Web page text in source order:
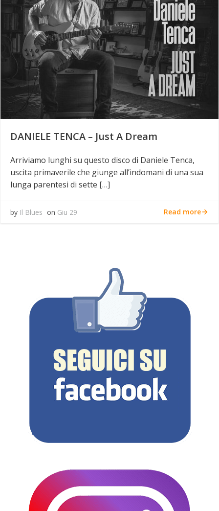
DANIELE TENCA – Just A Dream
Arriviamo lunghi su questo disco di Daniele Tenca,
uscita primaverile che giunge all’indomani di una sua
lunga parentesi di sette […]
by Il Blues on Giu 29 Read more